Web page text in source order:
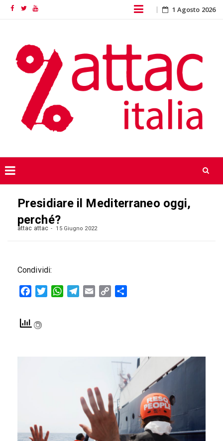
FacebookTwitterYouTube Skip
content
1 Agosto 2026
Presidiare il Mediterraneo oggi,
perché?
attac attac 15 Giugno 2022
Condividi:
FacebookTwitterWhatsAppTelegram
Email
Copy